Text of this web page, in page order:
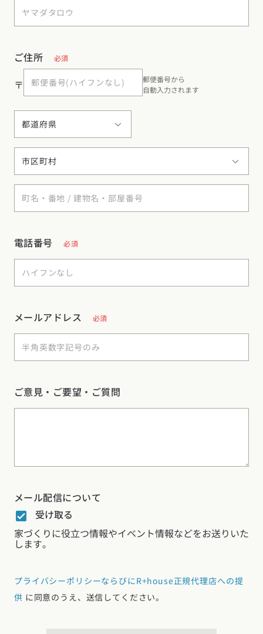
ご住所 必須
〒
郵便番号から
自動入力されます
電話番号 必須
メールアドレス 必須
ご意見・ご要望・ご質問
メール配信について
受け取る
家づくりに役立つ情報やイベント情報などをお送りいた
します。
プライバシーポリシーならびにR+house正規代理店への提
供 に同意のうえ、送信してください。